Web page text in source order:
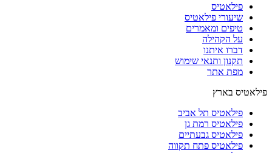
פילאטיס
שיעורי פילאטיס
טיפים ומאמרים
על הקהילה
דברו איתנו
תקנון ותנאי שימוש
מפת אתר
פילאטיס בארץ
פילאטיס תל אביב
פילאטיס רמת גן
פילאטיס גבעתיים
פילאטיס פתח תקווה